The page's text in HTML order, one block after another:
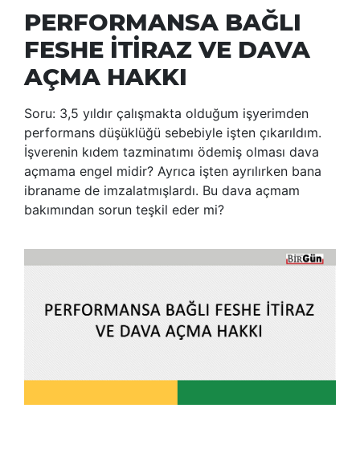
PERFORMANSA BAĞLI
FESHE İTİRAZ VE DAVA
AÇMA HAKKI
Soru: 3,5 yıldır çalışmakta olduğum işyerimden
performans düşüklüğü sebebiyle işten çıkarıldım.
İşverenin kıdem tazminatımı ödemiş olması dava
açmama engel midir? Ayrıca işten ayrılırken bana
ibraname de imzalatmışlardı. Bu dava açmam
bakımından sorun teşkil eder mi?